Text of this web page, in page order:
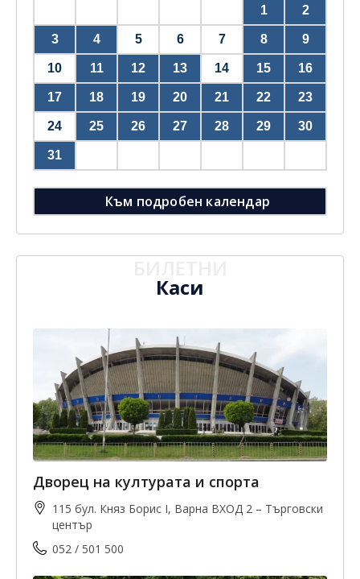
1
2
3 4 5 6 7 8 9
10 11 12 13 14 15 16
17 18 19 20 21 22 23
24 25 26 27 28 29 30
31
Към подробен календар
Каси
Дворец на културата и спорта
115 бул. Княз Борис I, Варна ВХОД 2 – Търговски
център
052 / 501 500